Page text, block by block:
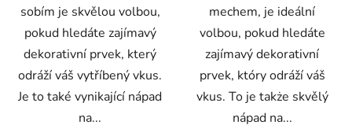
sobím je skvělou volbou,
pokud hledáte zajímavý
dekorativní prvek, který
odráží váš vytříbený vkus.
Je to také vynikající nápad
na...
mechem, je ideální
volbou, pokud hledáte
zajímavý dekorativní
prvek, który odráží váš
vkus. To je także skvělý
nápad na...